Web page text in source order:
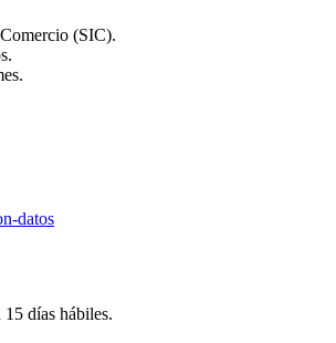
(SIC).
datos
15 días hábiles.